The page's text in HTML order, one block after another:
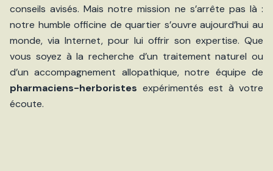
conseils avisés. Mais notre mission ne s’arrête pas là :
notre humble officine de quartier s’ouvre aujourd’hui au
monde, via Internet, pour lui offrir son expertise. Que
vous soyez à la recherche d’un traitement naturel ou
d’un accompagnement allopathique, notre équipe de
pharmaciens-herboristes expérimentés est à votre
écoute.